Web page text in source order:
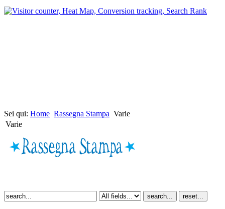
Sei qui: Home Rassegna Stampa Varie
Varie